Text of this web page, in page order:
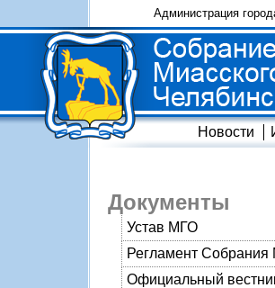
Администрация
Новости
Документы
Устав МГО
Регламент
Официальный